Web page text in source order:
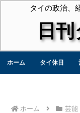
タイの政治、
日
ホーム タイ休日
ホーム 芸能